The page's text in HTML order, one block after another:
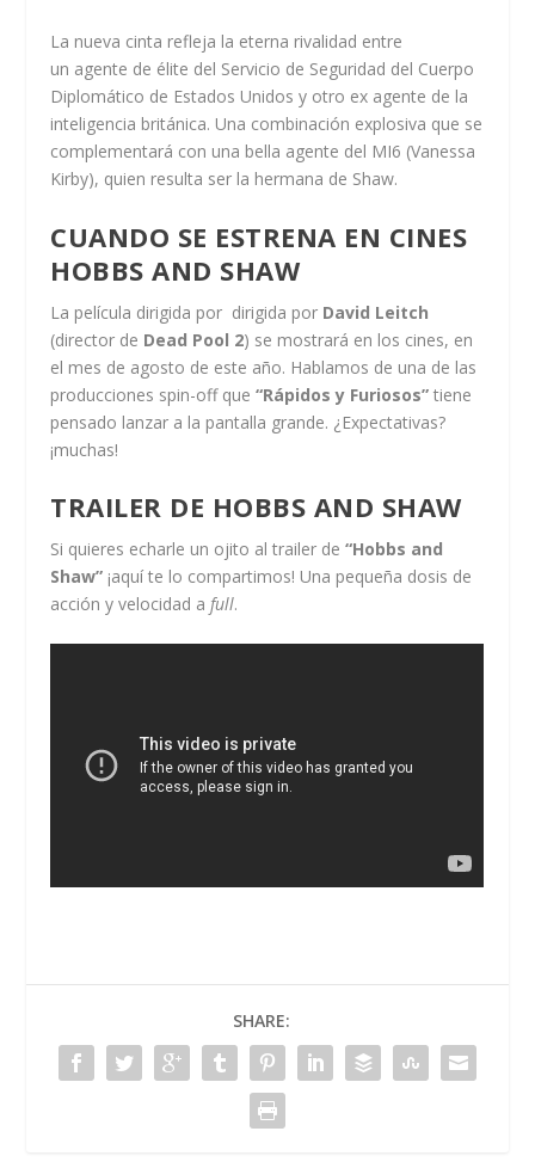
La nueva cinta refleja la eterna rivalidad entre
un agente de élite del Servicio de Seguridad del Cuerpo
Diplomático de Estados Unidos y otro ex agente de la
inteligencia británica. Una combinación explosiva que se
complementará con una bella agente del MI6 (Vanessa
Kirby), quien resulta ser la hermana de Shaw.
CUANDO SE ESTRENA EN CINES
HOBBS AND SHAW
La película dirigida por dirigida por David Leitch
(director de Dead Pool 2) se mostrará en los cines, en
el mes de agosto de este año. Hablamos de una de las
producciones spin-off que“Rápidos y Furiosos” tiene
pensado lanzar a la pantalla grande. ¿Expectativas?
¡muchas!
TRAILER DE HOBBS AND SHAW
Si quieres echarle un ojito al trailer de“Hobbs and
Shaw” ¡aquí te lo compartimos! Una pequeña dosis de
acción y velocidad afull.
SHARE: